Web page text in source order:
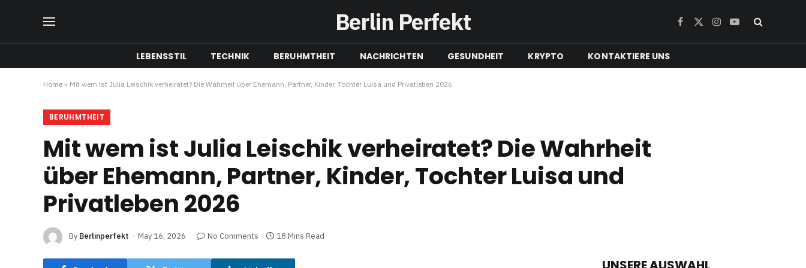
Berlin Perfekt Facebook
X
Instagram
YouTube
LEBENSSTIL TECHNIK BERUHMTHEIT NACHRICHTEN GESUNDHEIT KRYPTO KONTAKTIERE UNS
Home » Mit wem ist Julia Leischik verheiratet? Die Wahrheit über Ehemann, Partner, Kinder, Tochter Luisa und Privatleben 2026
BERUHMTHEIT
Mit wem ist Julia Leischik verheiratet? Die Wahrheit
über Ehemann, Partner, Kinder, Tochter Luisa und
Privatleben 2026
By Berlinperfekt May 16, 2026 No Comments 18 Mins Read